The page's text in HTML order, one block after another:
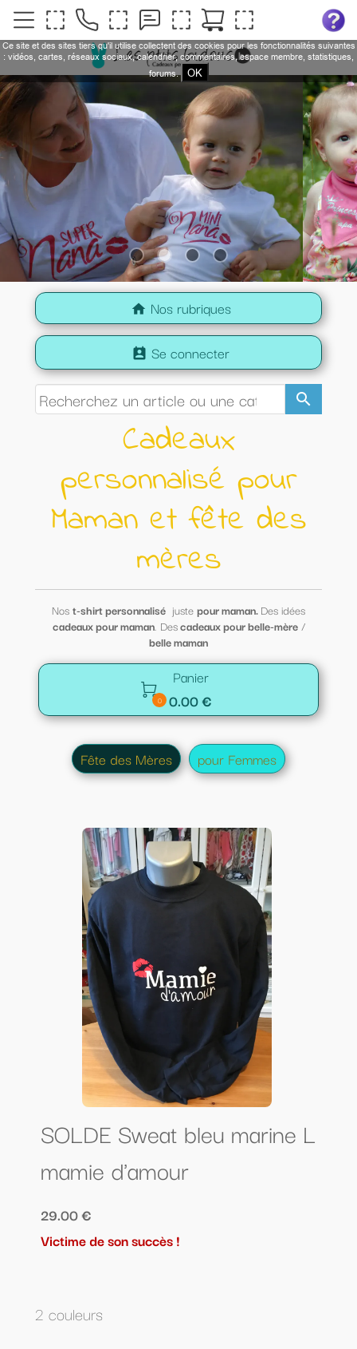
home Nos rubriques
search
perm_contact_calendar Se connecter
Cadeaux
personnalisé pour
Maman et fête des
mères
Nost-shirt personnalisé justepour maman.Des idées
cadeaux pour maman. Descadeaux pour belle-mère/
belle maman

0
Panier
0.00 €
Fête des Mères pour Femmes
SOLDE Sweat bleu marine L
mamie d'amour
29.00 €
Victime de son succès !
2 couleurs
Ce site et des sites tiers qu'il utilise collectent des cookies pour les fonctionnalités suivantes
: vidéos, cartes, réseaux sociaux, calendrier, commentaires, espace membre, statistiques,
forums.
OK